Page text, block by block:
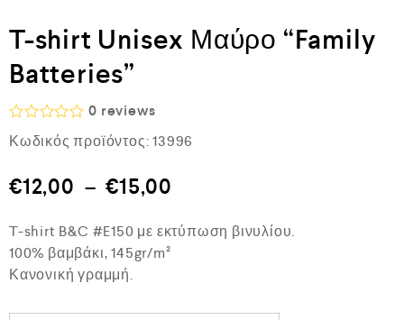
T-shirt Unisex Μαύρο “Family
Batteries”
Β
α
μ
ο
γ
ή
θ
η
0 reviews
Κωδικός προϊόντος: 13996
€12,00 – €15,00
T-shirt B&C #E150 με εκτύπωση βινυλίου.
100% βαμβάκι, 145gr/m²
Κανονική γραμμή.